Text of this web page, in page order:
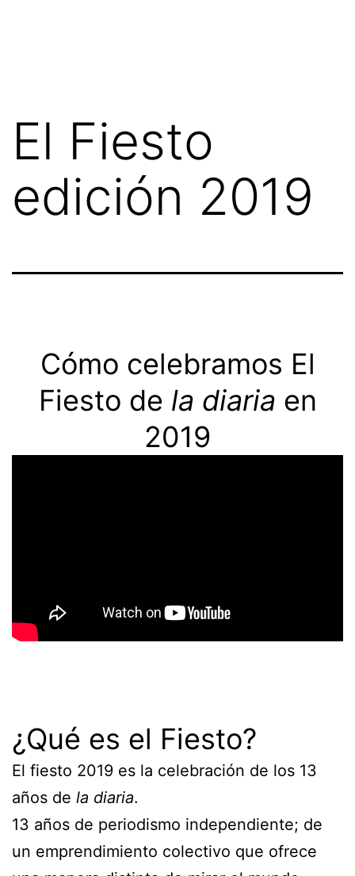
El Fiesto
edición 2019
Cómo celebramos El
Fiesto de la diaria en
2019
¿Qué es el Fiesto?
El fiesto 2019 es la celebración de los 13
años de la diaria.
13 años de periodismo independiente; de
un emprendimiento colectivo que ofrece